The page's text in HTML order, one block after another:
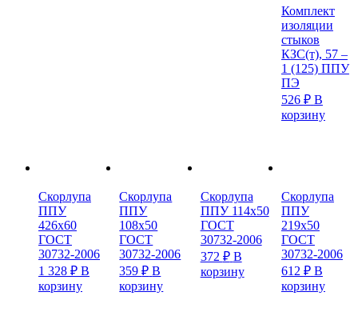
Комплект
изоляции
стыков
КЗС(т), 57 –
1 (125) ППУ
ПЭ
526 ₽ В
корзину
Скорлупа
ППУ
426х60
ГОСТ
30732-2006
1 328 ₽ В
корзину
Скорлупа
ППУ
108х50
ГОСТ
30732-2006
359₽ В
корзину
Скорлупа
ППУ 114х50
ГОСТ
30732-2006
372 ₽ В
корзину
Скорлупа
ППУ
219х50
ГОСТ
30732-2006
612 ₽ В
корзину